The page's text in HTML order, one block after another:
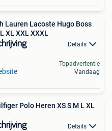
Lauren Lacoste Hugo Boss
XL XXL XXXL
Details
Topadvertentie
Vandaag
Polo Heren XS S M L XL
Details